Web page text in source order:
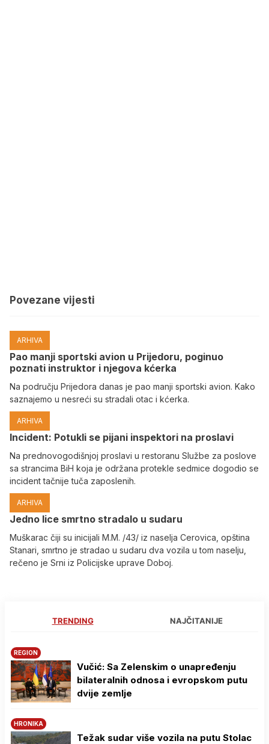
Povezane vijesti
ARHIVA
Pao manji sportski avion u Prijedoru, poginuo
poznati instruktor i njegova kćerka
Na području Prijedora danas je pao manji sportski avion. Kako
saznajemo u nesreći su stradali otac i kćerka.
ARHIVA
Incident: Potukli se pijani inspektori na proslavi
Na prednovogodišnjoj proslavi u restoranu Službe za poslove
sa strancima BiH koja je održana protekle sedmice dogodio se
incident tačnije tuča zaposlenih.
ARHIVA
Јedno lice smrtno stradalo u sudaru
Muškarac čiji su inicijali M.M. /43/ iz naselja Cerovica, opština
Stanari, smrtno je stradao u sudaru dva vozila u tom naselju,
rečeno je Srni iz Policijske uprave Doboj.
TRENDING NAJČITANIJE
REGION
Vučić: Sa Zelenskim o unapređenju
bilateralnih odnosa i evropskom putu
dvije zemlje
HRONIKA
Težak sudar više vozila na putu Stolac